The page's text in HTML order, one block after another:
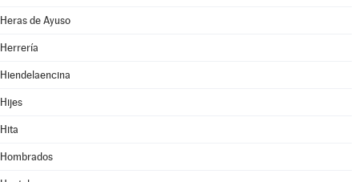
Heras de Ayuso
Herrería
Hiendelaencina
Hijes
Hita
Hombrados